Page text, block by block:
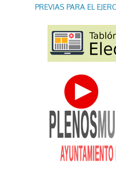
PREVIAS PARA EL